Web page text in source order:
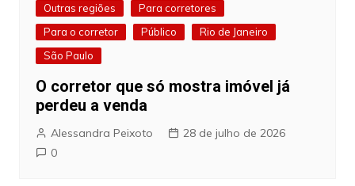
Outras regiões
Para corretores
Para o corretor
Público
Rio de Janeiro
São Paulo
O corretor que só mostra imóvel já
perdeu a venda
Alessandra Peixoto
28 de julho de 2026
0